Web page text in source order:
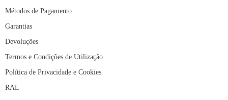
Métodos de Pagamento
Garantias
Devoluções
Termos e Condições de Utilização
Política de Privacidade e Cookies
RAL